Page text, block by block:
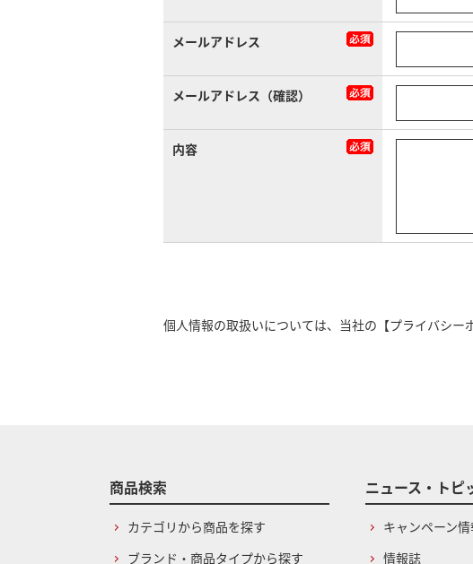
メールアドレス
メールアドレス（確認）
内容
個人情報の取扱いについては、当社の 【プライバシー
商品検索
カテゴリから商品を探す
ブランド・商品タイプから探す
ニュース・トピ
キャンペーン情
情報誌